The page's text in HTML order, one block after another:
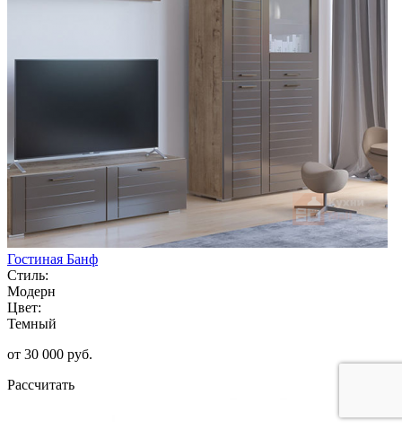
Гостиная Банф
Стиль:
Модерн
Цвет:
Темный
от 30 000 руб.
Рассчитать